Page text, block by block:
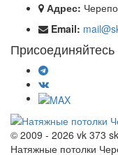
Адрес:
Email:
Присоединяйтесь
© 2009 - 2026 vk 373
Натяжные потолки